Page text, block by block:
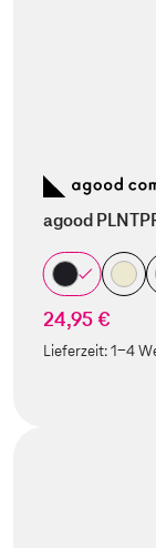
agood
24,95 €
Lieferzeit:1-4